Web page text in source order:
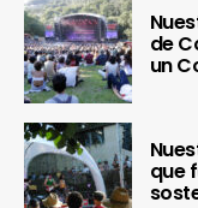
de
un
que